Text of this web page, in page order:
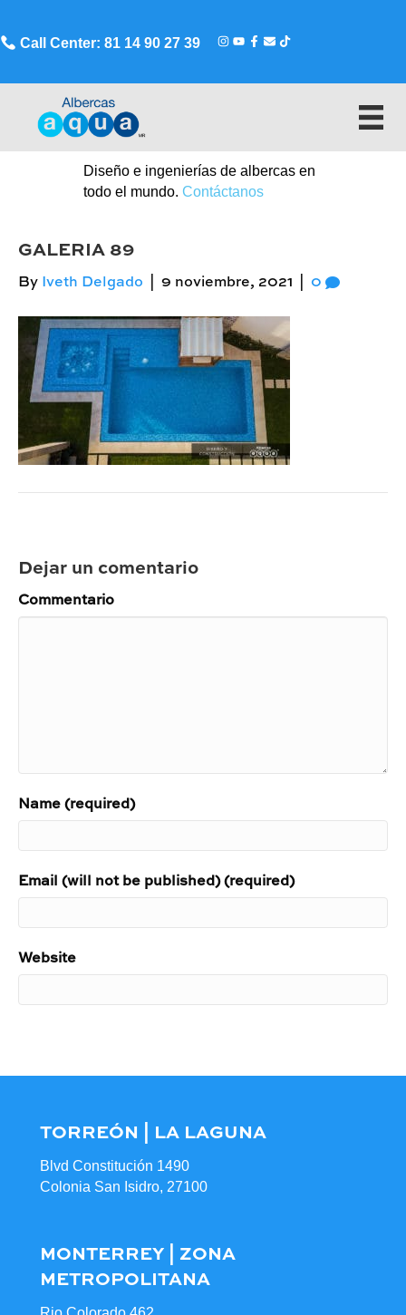
Call Center: 81 14 90 27 39
Diseño e ingenierías de albercas en
todo el mundo. Contáctanos
GALERIA 89
By Iveth Delgado 9 noviembre, 2021 0
Dejar un comentario
Commentario
Name (required)
Email (will not be published) (required)
Website
TORREÓN | LA LAGUNA
Blvd Constitución 1490
Colonia San Isidro, 27100
MONTERREY | ZONA
METROPOLITANA